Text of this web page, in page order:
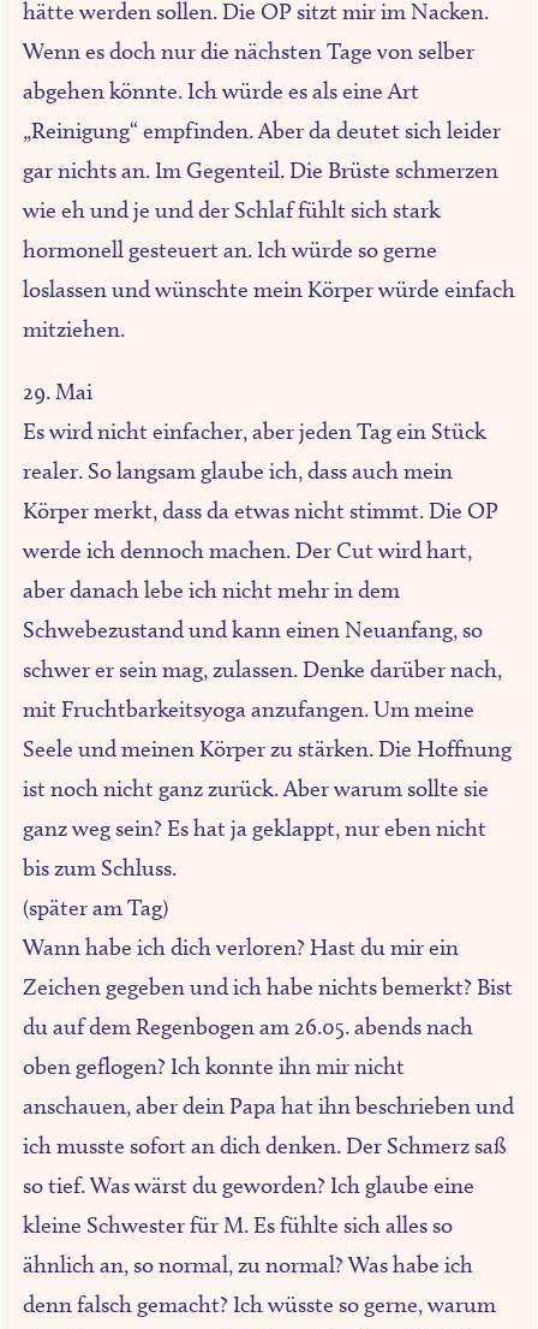
hätte werden sollen. Die OP sitzt mir im Nacken.
Wenn es doch nur die nächsten Tage von selber
abgehen könnte. Ich würde es als eine Art
„Reinigung“ empfinden. Aber da deutet sich leider
gar nichts an. Im Gegenteil. Die Brüste schmerzen
wie eh und je und der Schlaf fühlt sich stark
hormonell gesteuert an. Ich würde so gerne
loslassen und wünschte mein Körper würde einfach
mitziehen.
29. Mai
Es wird nicht einfacher, aber jeden Tag ein Stück
realer. So langsam glaube ich, dass auch mein
Körper merkt, dass da etwas nicht stimmt. Die OP
werde ich dennoch machen. Der Cut wird hart,
aber danach lebe ich nicht mehr in dem
Schwebezustand und kann einen Neuanfang, so
schwer er sein mag, zulassen. Denke darüber nach,
mit Fruchtbarkeitsyoga anzufangen. Um meine
Seele und meinen Körper zu stärken. Die Hoffnung
ist noch nicht ganz zurück. Aber warum sollte sie
ganz weg sein? Es hat ja geklappt, nur eben nicht
bis zum Schluss.
(später am Tag)
Wann habe ich dich verloren? Hast du mir ein
Zeichen gegeben und ich habe nichts bemerkt? Bist
du auf dem Regenbogen am 26.05. abends nach
oben geflogen? Ich konnte ihn mir nicht
anschauen, aber dein Papa hat ihn beschrieben und
ich musste sofort an dich denken. Der Schmerz saß
so tief. Was wärst du geworden? Ich glaube eine
kleine Schwester für M. Es fühlte sich alles so
ähnlich an, so normal, zu normal? Was habe ich
denn falsch gemacht? Ich wüsste so gerne, warum